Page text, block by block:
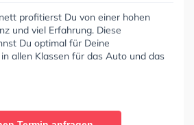
profitierst Du von einer hohen
und viel Erfahrung. Diese
Du optimal für Deine
allen Klassen für das Auto und das